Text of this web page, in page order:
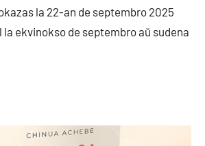
la 22-an de septembro 2025
ekvinokso de septembro aŭ sudena